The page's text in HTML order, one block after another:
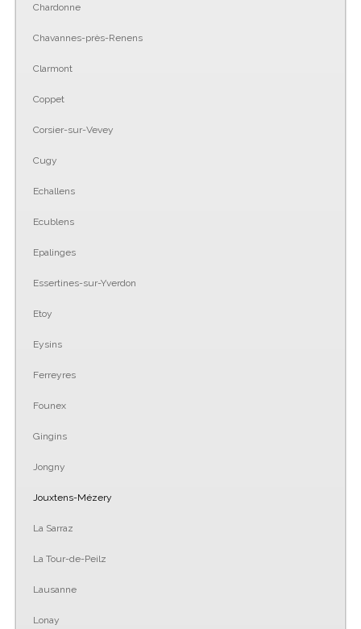
Chardonne
Chavannes-près-Renens
Clarmont
Coppet
Corsier-sur-Vevey
Cugy
Echallens
Ecublens
Epalinges
Essertines-sur-Yverdon
Etoy
Eysins
Ferreyres
Founex
Gingins
Jongny
Jouxtens-Mézery
La Sarraz
La Tour-de-Peilz
Lausanne
Lonay